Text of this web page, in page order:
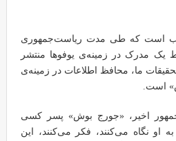
است که طی مدت ریاست‌جمهوری
یک مدرک در زمینه‌ی یوفوها منتشر
ما، محافظ اطلاعات در زمینه‌ی
است.
اخیر، «جورج بوش» پسر کسی
او نگاه می‌کنند، فکر می‌کنند، این